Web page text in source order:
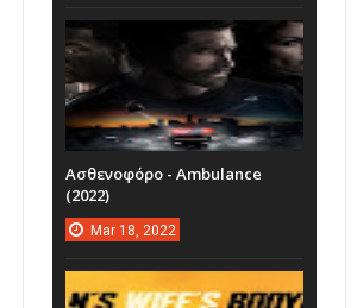
Ασθενοφόρο - Ambulance
(2022)
Mar 18, 2022